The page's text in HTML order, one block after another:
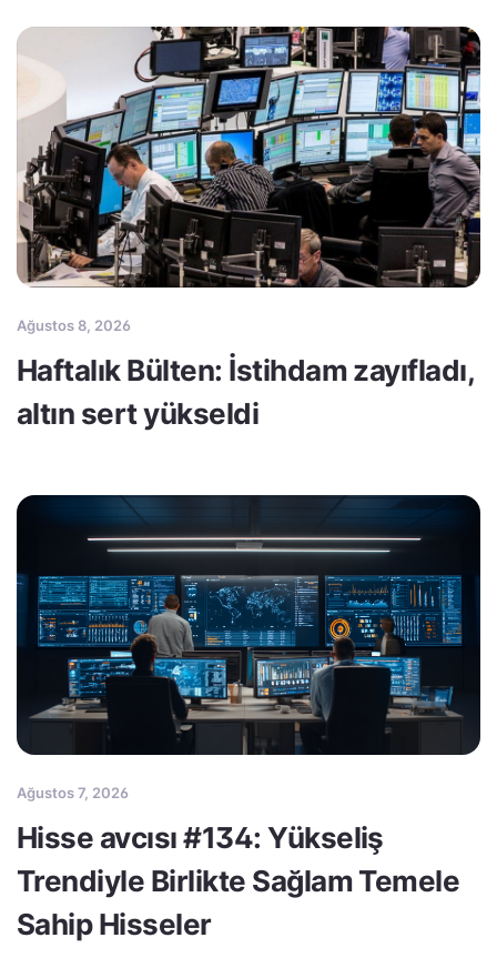
Ağustos 8, 2026
Haftalık Bülten: İstihdam zayıfladı,
altın sert yükseldi
Ağustos 7, 2026
Hisse avcısı #134: Yükseliş
Trendiyle Birlikte Sağlam Temele
Sahip Hisseler